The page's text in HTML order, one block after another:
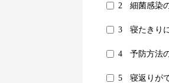
2 細菌感染
3 寝たきり
4 予防方法
5 寝返りが